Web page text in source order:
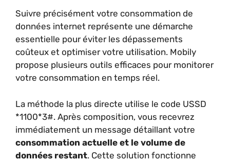
Suivre précisément votre consommation de
données internet représente une démarche
essentielle pour éviter les dépassements
coûteux et optimiser votre utilisation. Mobily
propose plusieurs outils efficaces pour monitorer
votre consommation en temps réel.
La méthode la plus directe utilise le code USSD
*1100*3#. Après composition, vous recevrez
immédiatement un message détaillant votre
consommation actuelle et le volume de
données restant. Cette solution fonctionne